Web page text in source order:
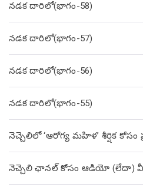
నడక దారిలో(భాగం-58)
నడక దారిలో(భాగం-57)
నడక దారిలో(భాగం-56)
నడక దారిలో(భాగం-55)
నెచ్చెలిలో ‘ఆరోగ్య మహిళ’ శీర్షిక కోసం
నెచ్చెలి ఛానల్ కోసం ఆడియో (లేదా)